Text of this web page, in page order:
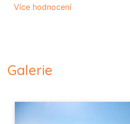
Více hodnocení
Galerie